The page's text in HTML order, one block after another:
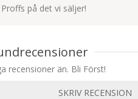
Proffs på det vi säljer!
recensioner än. Bli Först!
SKRIV RECENSION